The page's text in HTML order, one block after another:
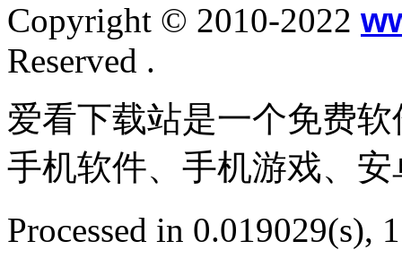
Copyright © 2010-2022
Reserved .
爱看下载站是一个免费
手机软件、手机游戏、
Processed in 0.019029(s),